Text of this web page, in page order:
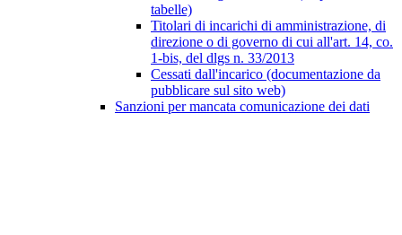
tabelle)
Titolari di incarichi di amministrazione, di
direzione o di governo di cui all'art. 14, co.
1-bis, del dlgs n. 33/2013
Cessati dall'incarico (documentazione da
pubblicare sul sito web)
Sanzioni per mancata comunicazione dei dati